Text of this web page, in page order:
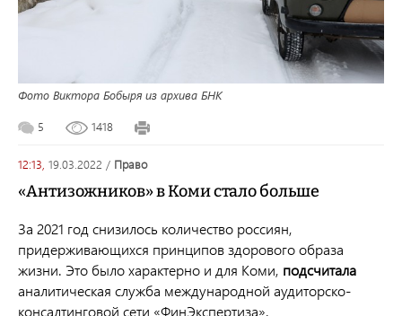
Фото Виктора Бобыря из архива БНК
5 1418
12:13, 19.03.2022 / право
«Антизожников» в Коми стало больше
За 2021 год снизилось количество россиян,
придерживающихся принципов здорового образа
жизни. Это было характерно и для Коми, подсчитала
аналитическая служба международной аудиторско-
консалтинговой сети «ФинЭкспертиза».